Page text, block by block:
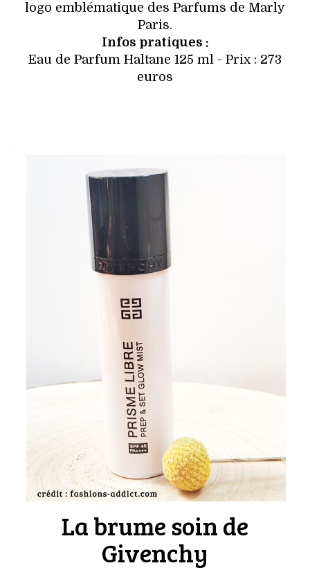
logo emblématique des Parfums de Marly
Paris.
Infos pratiques :
Eau de Parfum Haltane 125 ml - Prix : 273
euros
La brume soin de
Givenchy